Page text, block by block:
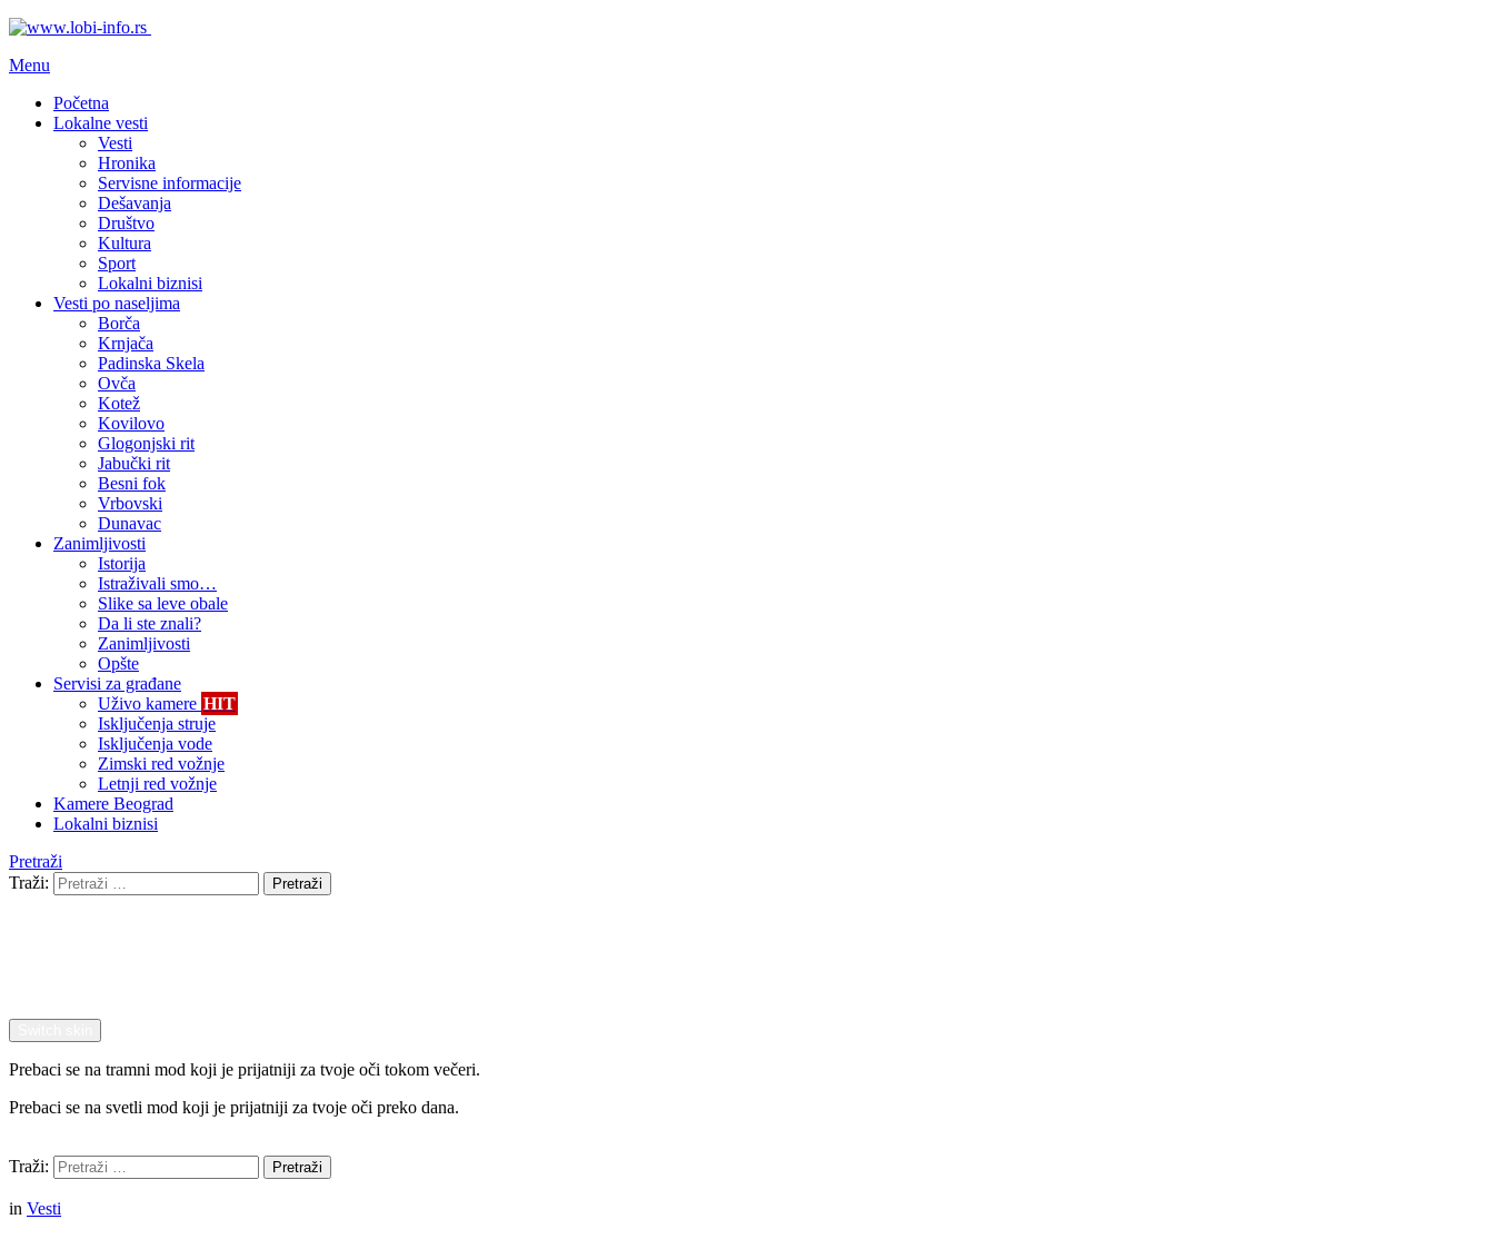
Menu
Početna
Lokalne vesti
Vesti
Hronika
Servisne informacije
Dešavanja
Društvo
Kultura
Sport
Lokalni biznisi
Vesti po naseljima
Borča
Krnjača
Padinska Skela
Ovča
Kotež
Kovilovo
Glogonjski rit
Jabučki rit
Besni fok
Vrbovski
Dunavac
Zanimljivosti
Istorija
Istraživali smo…
Slike sa leve obale
Da li ste znali?
Zanimljivosti
Opšte
Servisi za građane
Uživo kamere HIT
Isključenja struje
Isključenja vode
Zimski red vožnje
Letnji red vožnje
Kamere Beograd
Lokalni biznisi
Pretraži
Traži:
Pretraži
Prebaci se na tramni mod koji je prijatniji za tvoje oči tokom večeri.
Prebaci se na svetli mod koji je prijatniji za tvoje oči preko dana.
Traži:
Pretraži
in Vesti